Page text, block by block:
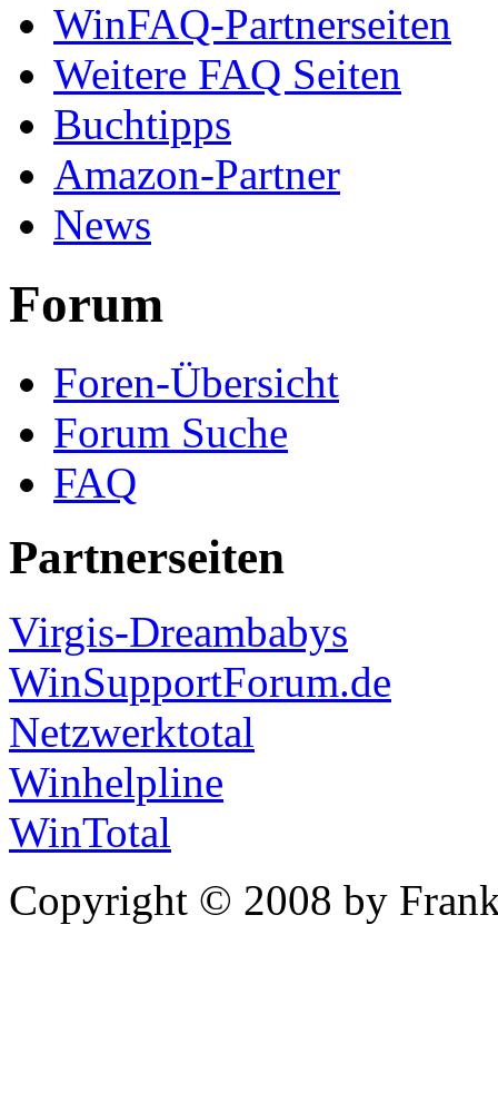
WinFAQ-Partnerseiten
Weitere FAQ Seiten
Buchtipps
Amazon-Partner
News
Forum
Foren-Übersicht
Forum Suche
FAQ
Partnerseiten
Virgis-Dreambabys
WinSupportForum.de
Netzwerktotal
Winhelpline
WinTotal
Copyright © 2008 by